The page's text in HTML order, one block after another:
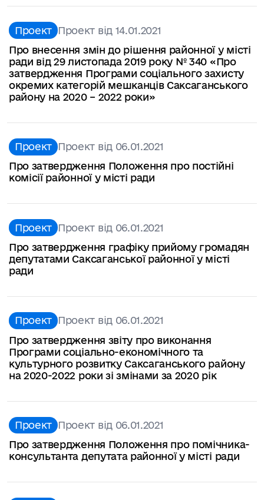
Проект
Проект від 14.01.2021
Про внесення змін до рішення районної у місті
ради від 29 листопада 2019 року № 340 «Про
затвердження Програми соціального захисту
окремих категорій мешканців Саксаганського
району на 2020 – 2022 роки»
Проект
Проект від 06.01.2021
Про затвердження Положення про постійні
комісії районної у місті ради
Проект
Проект від 06.01.2021
Про затвердження графіку прийому громадян
депутатами Саксаганської районної у місті
ради
Проект
Проект від 06.01.2021
Про затвердження звіту про виконання
Програми соціально-економічного та
культурного розвитку Саксаганcького району
на 2020-2022 роки зі змінами за 2020 рік
Проект
Проект від 06.01.2021
Про затвердження Положення про помічника-
консультанта депутата районної у місті ради